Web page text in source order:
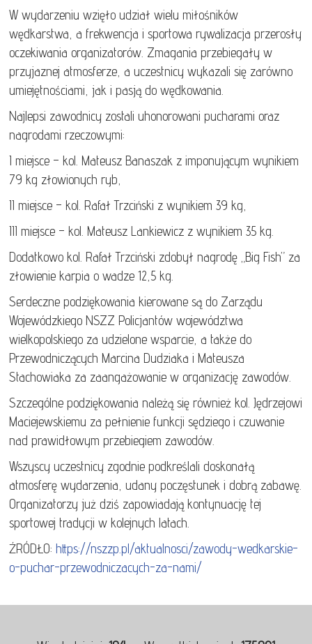
W wydarzeniu wzięło udział wielu miłośników
wędkarstwa, a frekwencja i sportowa rywalizacja przerosły
oczekiwania organizatorów. Zmagania przebiegały w
przyjaznej atmosferze, a uczestnicy wykazali się zarówno
umiejętnościami, jak i pasją do wędkowania.
Najlepsi zawodnicy zostali uhonorowani pucharami oraz
nagrodami rzeczowymi:
I miejsce – kol. Mateusz Banaszak z imponującym wynikiem
79 kg złowionych ryb,
II miejsce – kol. Rafał Trzciński z wynikiem 39 kg,
III miejsce – kol. Mateusz Lankiewicz z wynikiem 35 kg.
Dodatkowo kol. Rafał Trzciński zdobył nagrodę „Big Fish” za
złowienie karpia o wadze 12,5 kg.
Serdeczne podziękowania kierowane są do Zarządu
Wojewódzkiego NSZZ Policjantów województwa
wielkopolskiego za udzielone wsparcie, a także do
Przewodniczących Marcina Dudziaka i Mateusza
Stachowiaka za zaangażowanie w organizację zawodów.
Szczególne podziękowania należą się również kol. Jędrzejowi
Maciejewskiemu za pełnienie funkcji sędziego i czuwanie
nad prawidłowym przebiegiem zawodów.
Wszyscy uczestnicy zgodnie podkreślali doskonałą
atmosferę wydarzenia, udany poczęstunek i dobrą zabawę.
Organizatorzy już dziś zapowiadają kontynuację tej
sportowej tradycji w kolejnych latach.
ŹRÓDŁO: https://nszzp.pl/aktualnosci/zawody-wedkarskie-
o-puchar-przewodniczacych-za-nami/